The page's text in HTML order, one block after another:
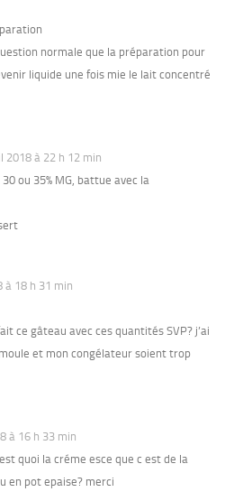
normale que la préparation pour
liquide une fois mie le lait concentré
2018 à 22 h 12 min
ou 35% MG, battue avec la
à 18 h 31 min
ce gâteau avec ces quantités SVP? j’ai
et mon congélateur soient trop
à 16 h 33 min
quoi la créme esce que c est de la
en pot epaise? merci